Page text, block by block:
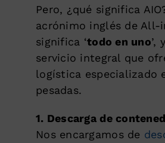
Pero, ¿qué significa
acrónimo inglés de All-
significa ‘todo en uno’,
servicio integral que
logística especializado
pesadas.
1. Descarga de
Nos encargamos de